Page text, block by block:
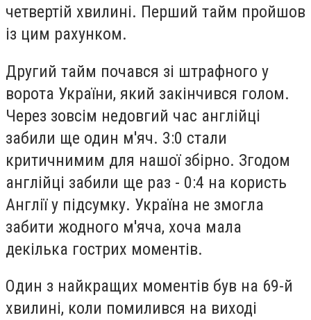
четвертій хвилині. Перший тайм пройшов
із цим рахунком.
Другий тайм почався зі штрафного у
ворота України, який закінчився голом.
Через зовсім недовгий час англійці
забили ще один м'яч. 3:0 стали
критичнимим для нашої збірно. Згодом
англійці забили ще раз - 0:4 на користь
Англії у підсумку. Україна не змогла
забити жодного м'яча, хоча мала
декілька гострих моментів.
Один з найкращих моментів був на 69-й
хвилині, коли помилився на виході